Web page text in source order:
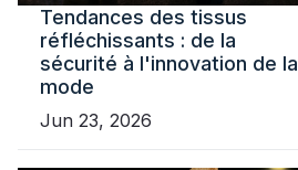
Tendances des tissus
réfléchissants : de la
sécurité à l'innovation de la
mode
Jun 23, 2026